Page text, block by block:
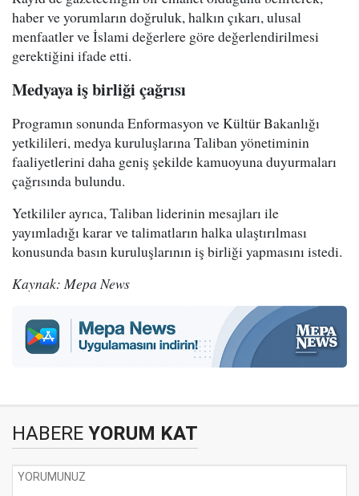
haber ve yorumların doğruluk, halkın çıkarı, ulusal
menfaatler ve İslami değerlere göre değerlendirilmesi
gerektiğini ifade etti.
Medyaya iş birliği çağrısı
Programın sonunda Enformasyon ve Kültür Bakanlığı
yetkilileri, medya kuruluşlarına Taliban yönetiminin
faaliyetlerini daha geniş şekilde kamuoyuna duyurmaları
çağrısında bulundu.
Yetkililer ayrıca, Taliban liderinin mesajları ile
yayımladığı karar ve talimatların halka ulaştırılması
konusunda basın kuruluşlarının iş birliği yapmasını istedi.
Kaynak: Mepa News
HABERE YORUM KAT